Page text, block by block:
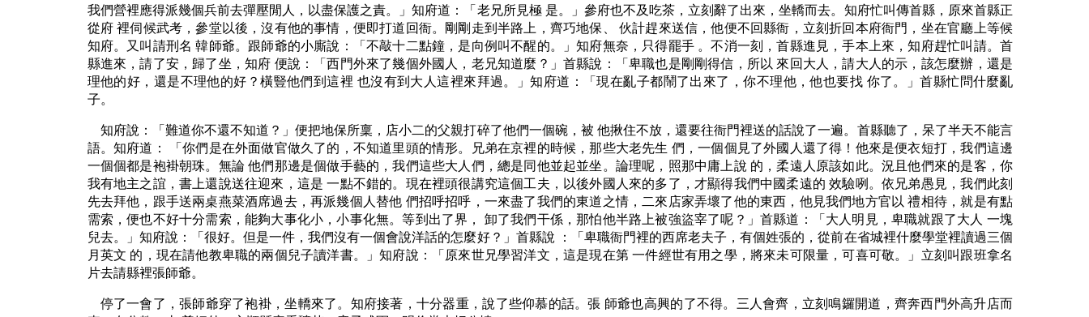
我們營裡應得派幾個兵前去彈壓閒人，以盡保護之責。」知府道：「老兄所見極 是。」參府也不及吃茶，立刻辭了出來，坐轎而去。知府忙叫傳首縣，原來首縣正
從府 裡伺候武考，參堂以後，沒有他的事情，便即打道回衙。剛剛走到半路上，齊巧地保、 伙計趕來送信，他便不回縣衙，立刻折回本府衙門，坐在官廳上等候
知府。又叫請刑名 韓師爺。跟師爺的小廝說：「不敲十二點鐘，是向例叫不醒的。」知府無奈，只得罷手 。不消一刻，首縣進見，手本上來，知府趕忙叫請。首
縣進來，請了安，歸了坐，知府 便說：「西門外來了幾個外國人，老兄知道麼？」首縣說：「卑職也是剛剛得信，所以 來回大人，請大人的示，該怎麼辦，還是
理他的好，還是不理他的好？橫豎他們到這裡 也沒有到大人這裡來拜過。」知府道：「現在亂子都鬧了出來了，你不理他，他也要找 你了。」首縣忙問什麼亂
子。
知府說：「難道你不還不知道？」便把地保所稟，店小二的父親打碎了他們一個碗，被 他揪住不放，還要往衙門裡送的話說了一遍。首縣聽了，呆了半天不能言
語。知府道： 「你們是在外面做官做久了的，不知道里頭的情形。兄弟在京裡的時候，那些大老先生 們，一個個見了外國人還了得！他來是便衣短打，我們這邊
一個個都是袍褂朝珠。無論 他們那邊是個做手藝的，我們這些大人們，總是同他並起並坐。論理呢，照那中庸上說 的，柔遠人原該如此。況且他們來的是客，你
我有地主之誼，書上還說送往迎來，這是 一點不錯的。現在裡頭很講究這個工夫，以後外國人來的多了，才顯得我們中國柔遠的 效驗咧。依兄弟愚見，我們此刻
先去拜他，跟手送兩桌燕菜酒席過去，再派幾個人替他 們招呼招呼，一來盡了我們的東道之情，二來店家弄壞了他的東西，他見我們地方官以 禮相待，就是有點
需索，便也不好十分需索，能夠大事化小，小事化無。等到出了界， 卸了我們干係，那怕他半路上被強盜宰了呢？」首縣道：「大人明見，卑職就跟了大人 一塊
兒去。」知府說：「很好。但是一件，我們沒有一個會說洋話的怎麼好？」首縣說 ：「卑職衙門裡的西席老夫子，有個姓張的，從前在省城裡什麼學堂裡讀過三個
月英文 的，現在請他教卑職的兩個兒子讀洋書。」知府說：「原來世兄學習洋文，這是現在第 一件經世有用之學，將來未可限量，可喜可敬。」立刻叫跟班拿名
片去請縣裡張師爺。
停了一會了，張師爺穿了袍褂，坐轎來了。知府接著，十分器重，說了些仰慕的話。張 師爺也高興的了不得。三人會齊，立刻鳴鑼開道，齊奔西門外高升店而